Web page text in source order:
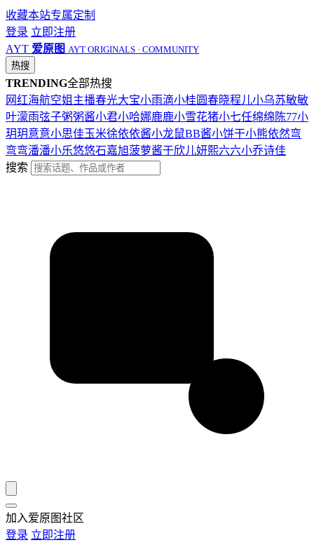
收藏本站专属定制
登录 立即注册
AYT 爱原图 AYT ORIGINALS · COMMUNITY
热搜
TRENDING全部热搜
网红海航空姐 主播春光大宝小雨滴小桂圆春晓程儿小乌苏敏敏
叶濛雨弦子粥粥酱小君小哈娜鹿鹿小雪花猪小七任绵绵 陈77小
玥玥意意小思佳玉米徐依依酱小龙鼠BB酱小饼干小熊依然弯
弯弯潘潘小乐悠悠石嘉旭菠萝酱于欣儿妍熙六六小乔诗佳
搜索
加入爱原图社区
登录 立即注册